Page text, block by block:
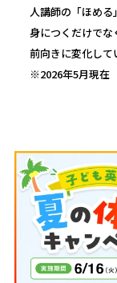
人講師の「ほめ
身につくだけで
前向きに変化して
※2026年5月現在